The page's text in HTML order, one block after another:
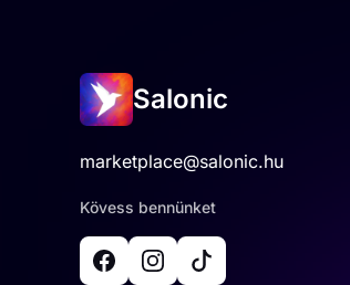
Salonic
marketplace@salonic.hu
Kövess bennünket